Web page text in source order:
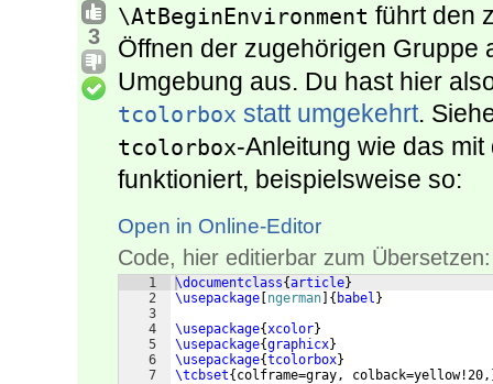
3
\AtBeginEnvironment führt den
Öffnen der zugehörigen Gruppe
Umgebung aus. Du hast hier
tcolorbox statt umgekehrt.
tcolorbox-Anleitung wie das
funktioniert, beispielsweise so:
Open in Online-Editor
Code, hier editierbar zum Übersetzen:
1
2
3
4
5
6
7
\documentclass{article}
\usepackage ngerman { babel }
\usepackage{xcolor}
\usepackage{graphicx}
\usepackage{tcolorbox}
\tcbset{ colframe=gray, colback=yellow!20,